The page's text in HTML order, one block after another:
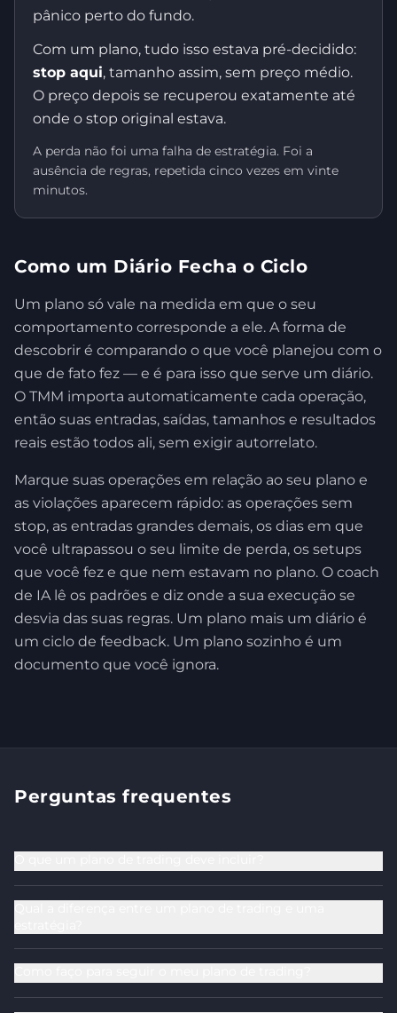
pânico perto do fundo.
Com um plano, tudo isso estava pré-decidido:
stop aqui, tamanho assim, sem preço médio.
O preço depois se recuperou exatamente até
onde o stop original estava.
A perda não foi uma falha de estratégia. Foi a
ausência de regras, repetida cinco vezes em vinte
minutos.
Como um Diário Fecha o Ciclo
Um plano só vale na medida em que o seu
comportamento corresponde a ele. A forma de
descobrir é comparando o que você planejou com o
que de fato fez — e é para isso que serve um diário.
O TMM importa automaticamente cada operação,
então suas entradas, saídas, tamanhos e resultados
reais estão todos ali, sem exigir autorrelato.
Marque suas operações em relação ao seu plano e
as violações aparecem rápido: as operações sem
stop, as entradas grandes demais, os dias em que
você ultrapassou o seu limite de perda, os setups
que você fez e que nem estavam no plano. O coach
de IA lê os padrões e diz onde a sua execução se
desvia das suas regras. Um plano mais um diário é
um ciclo de feedback. Um plano sozinho é um
documento que você ignora.
Perguntas frequentes